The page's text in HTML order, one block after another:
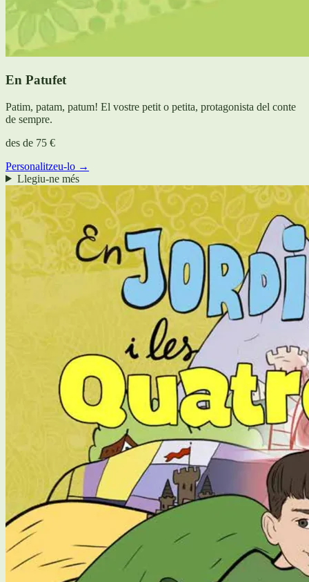
En Patufet
Patim, patam, patum! El vostre petit o petita, protagonista del conte
de sempre.
des de 75 €
Personalitzeu-lo →
Llegiu-ne més